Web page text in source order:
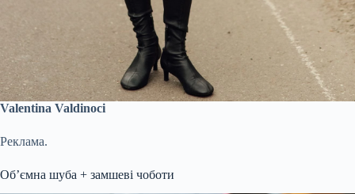
Valentina Valdinoci
Реклама.
Обʼємна шуба + замшеві чоботи